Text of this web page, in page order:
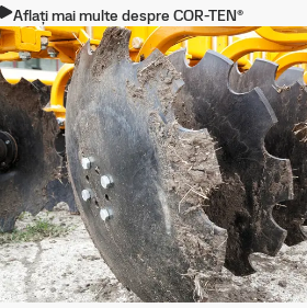
Aflați mai multe despre COR-TEN®